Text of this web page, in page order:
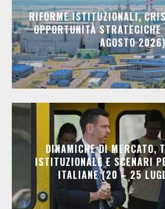
RIFORME ISTITUZIONALI,
OPPORTUNITÀ
AGOSTO 2026)
DINAMICHE DI MERCATO,
ISTITUZIONALE E SCENARI
ITALIANE (20 – 25